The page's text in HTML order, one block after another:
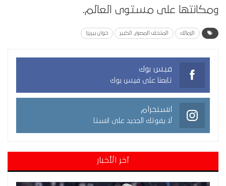
ومكانتها على مستوى العالم.
الزمالك المتحف المصري الكبير خوان بيريزا
فيس بوك
تابعنا على فيس بوك
انستجرام
لا يفوتك الجديد على انستا
آخر الأخبار